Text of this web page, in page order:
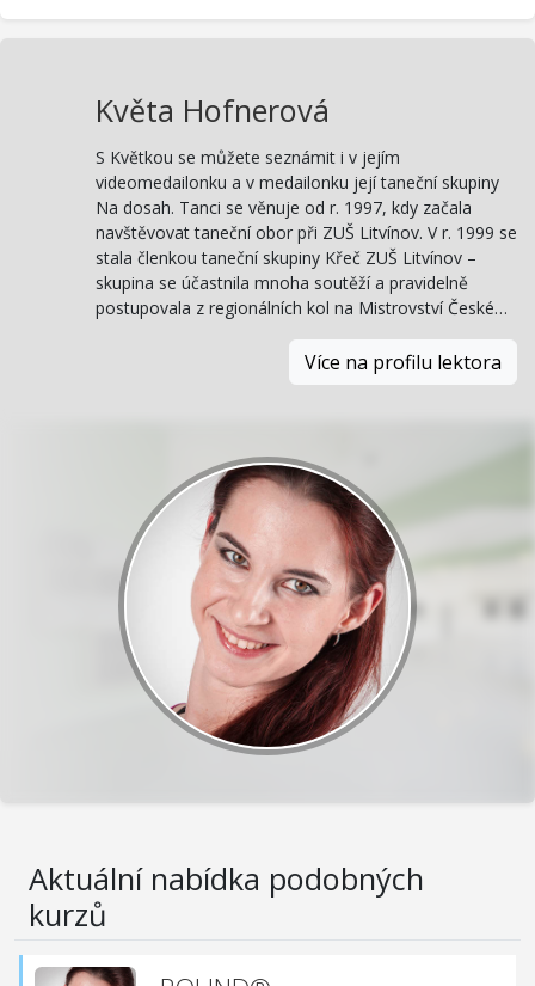
Květa Hofnerová
S Květkou se můžete seznámit i v jejím
videomedailonku a v medailonku její taneční skupiny
Na dosah. Tanci se věnuje od r. 1997, kdy začala
navštěvovat taneční obor při ZUŠ Litvínov. V r. 1999 se
stala členkou taneční skupiny Křeč ZUŠ Litvínov –
skupina se účastnila mnoha soutěží a pravidelně
postupovala z regionálních kol na Mistrovství České…
Více na profilu lektora
Aktuální nabídka podobných
kurzů